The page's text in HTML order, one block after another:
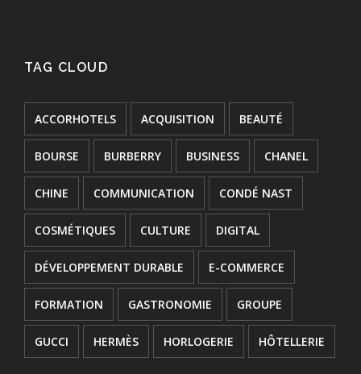
TAG CLOUD
ACCORHOTELS ACQUISITION BEAUTÉ
BOURSE BURBERRY BUSINESS CHANEL
CHINE COMMUNICATION CONDÉ NAST
COSMÉTIQUES CULTURE DIGITAL
DÉVELOPPEMENT DURABLE E-COMMERCE
FORMATION GASTRONOMIE GROUPE
GUCCI HERMÈS HORLOGERIE HÔTELLERIE